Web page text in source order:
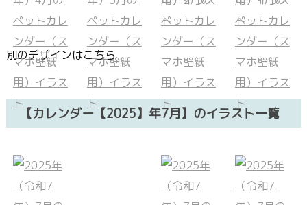
別のデザインはこちら
【カレンダー【2025】年7月】のイラスト一覧